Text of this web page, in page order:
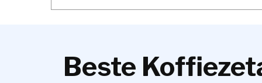
Beste